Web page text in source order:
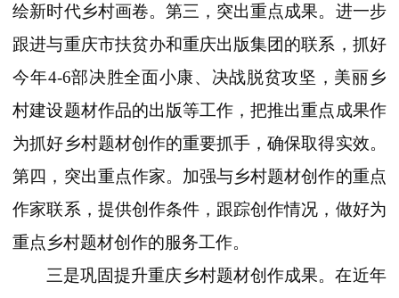
绘新时代乡村画卷。第三，突出重点成果。进一步
跟进与重庆市扶贫办和重庆出版集团的联系，抓好
今年4-6部决胜全面小康、决战脱贫攻坚，美丽乡
村建设题材作品的出版等工作，把推出重点成果作
为抓好乡村题材创作的重要抓手，确保取得实效。
第四，突出重点作家。加强与乡村题材创作的重点
作家联系，提供创作条件，跟踪创作情况，做好为
重点乡村题材创作的服务工作。
三是巩固提升重庆乡村题材创作成果。在近年